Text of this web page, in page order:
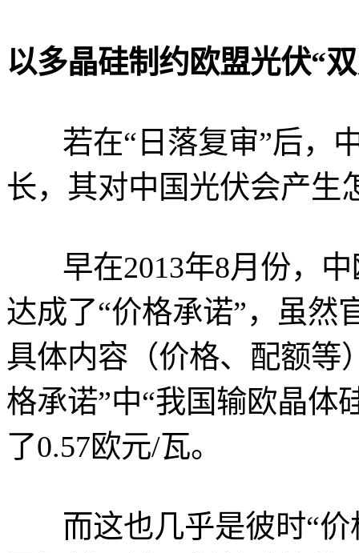
以多晶硅制约欧盟光伏“
若在“日落复审”后，
长，其对中国光伏会产生
早在2013年8月份，
达成了“价格承诺”，虽然
具体内容（价格、配额等
格承诺”中“我国输欧晶体
了0.57欧元/瓦。
而这也几乎是彼时“